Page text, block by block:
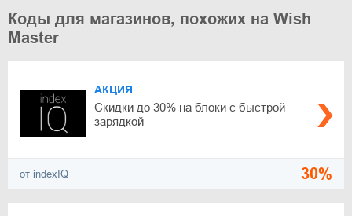
Коды для магазинов, похожих на Wish
Master
АКЦИЯ
Скидки до 30% на блоки с быстрой
зарядкой
от indexIQ 30%